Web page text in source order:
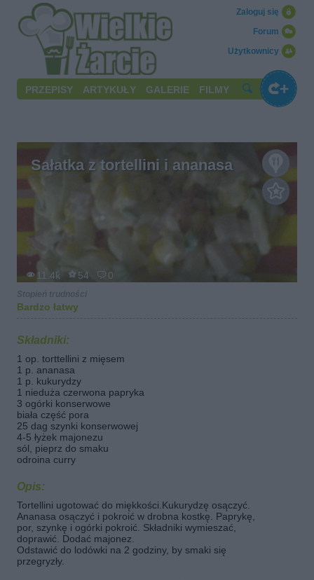
Użytkownicy
Forum
Zaloguj się
PRZEPISY ARTYKUŁY GALERIE FILMY
Sałatka z tortellini i ananasa
11.4k 54 0
Bardzo łatwy
Składniki:
1 op. torttellini z mięsem
1 p. ananasa
1 p. kukurydzy
1 nieduża czerwona papryka
3 ogórki konserwowe
biała część pora
25 dag szynki konserwowej
4-5 łyżek majonezu
sól, pieprz do smaku
odroina curry
Opis:
Tortellini ugotować do miękkości.Kukurydzę osączyć.
Ananasa osączyć i pokroić w drobna kostkę. Paprykę,
por, szynkę i ogórki pokroić. Składniki wymieszać,
doprawić. Dodać majonez.
Odstawić do lodówki na 2 godziny, by smaki się
przegryzły.